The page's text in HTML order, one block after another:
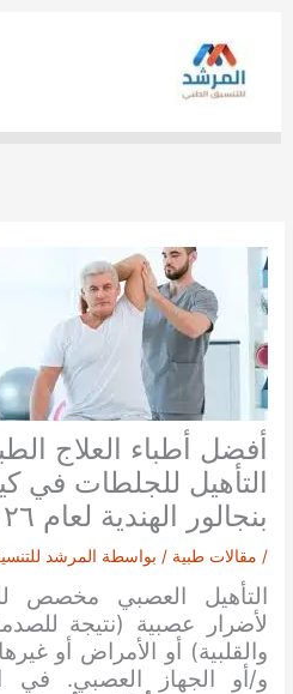
أفضل أطباء العلاج
التأهيل للجلطات في
بنجالور الهندية لعام ٢٠٢٦
/ مقالات طبية / بواسطة المرشد
التأهيل العصبي مخصص
لأضرار عصبية (نتيجة
والقلبية) أو الأمراض أو
و/أو الجهاز العصبي. في